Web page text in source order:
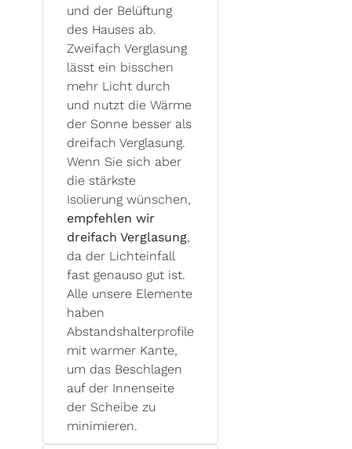
und der Belüftung
des Hauses ab.
Zweifach Verglasung
lässt ein bisschen
mehr Licht durch
und nutzt die Wärme
der Sonne besser als
dreifach Verglasung.
Wenn Sie sich aber
die stärkste
Isolierung wünschen,
empfehlen wir
dreifach Verglasung,
da der Lichteinfall
fast genauso gut ist.
Alle unsere Elemente
haben
Abstandshalterprofile
mit warmer Kante,
um das Beschlagen
auf der Innenseite
der Scheibe zu
minimieren.